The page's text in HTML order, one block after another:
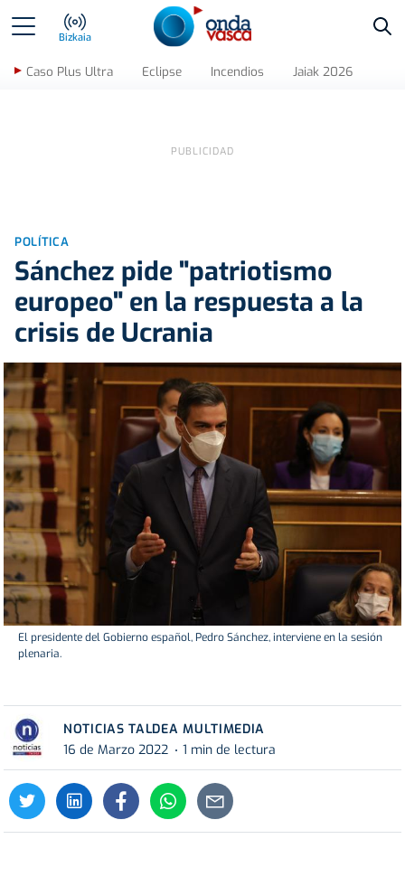
Bizkaia
Caso Plus Ultra Eclipse Incendios Jaiak 2026
POLÍTICA
Sánchez pide "patriotismo
europeo" en la respuesta a la
crisis de Ucrania
El presidente del Gobierno español, Pedro Sánchez, interviene en la sesión
plenaria.
NOTICIAS TALDEA MULTIMEDIA
16 de Marzo 2022
1 min de lectura